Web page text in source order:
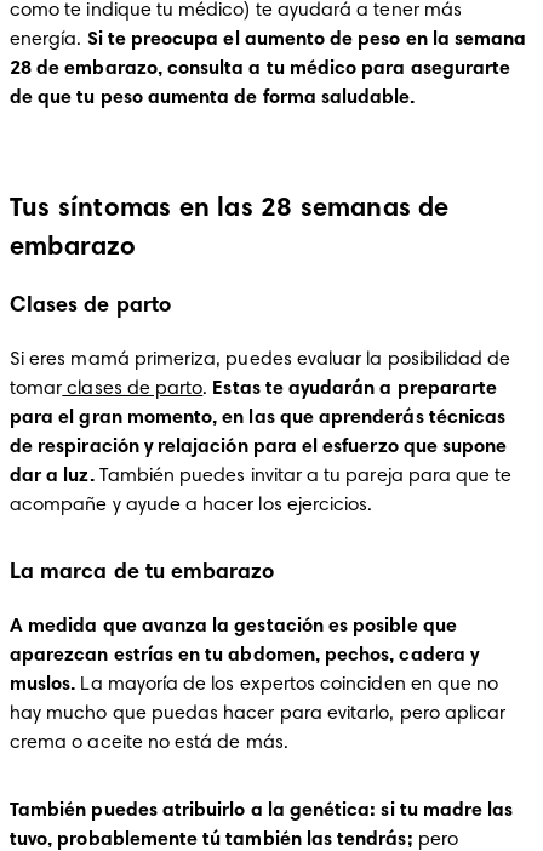
como te indique tu médico) te ayudará a tener más
energía. Si te preocupa el aumento de peso en la semana
28 de embarazo, consulta a tu médico para asegurarte
de que tu peso aumenta de forma saludable.
Tus síntomas en las 28 semanas de
embarazo
Clases de parto
Si eres mamá primeriza, puedes evaluar la posibilidad de
tomar clases de parto. Estas te ayudarán a prepararte
para el gran momento, en las que aprenderás técnicas
de respiración y relajación para el esfuerzo que supone
dar a luz. También puedes invitar a tu pareja para que te
acompañe y ayude a hacer los ejercicios.
La marca de tu embarazo
A medida que avanza la gestación es posible que
aparezcan estrías en tu abdomen, pechos, cadera y
muslos. La mayoría de los expertos coinciden en que no
hay mucho que puedas hacer para evitarlo, pero aplicar
crema o aceite no está de más.
También puedes atribuirlo a la genética: si tu madre las
tuvo, probablemente tú también las tendrás; pero